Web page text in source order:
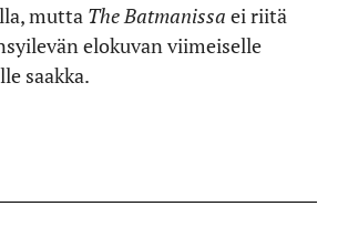
mutta The Batmanissa ei riitä
elokuvan viimeiselle
saakka.